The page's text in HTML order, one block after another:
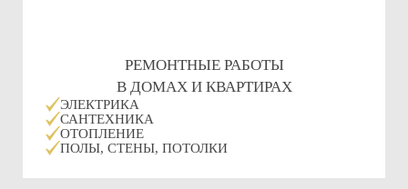
РЕМОНТНЫЕ РАБОТЫ
В ДОМАХ И КВАРТИРАХ
ЭЛЕКТРИКА
САНТЕХНИКА
ОТОПЛЕНИЕ
ПОЛЫ, СТЕНЫ, ПОТОЛКИ